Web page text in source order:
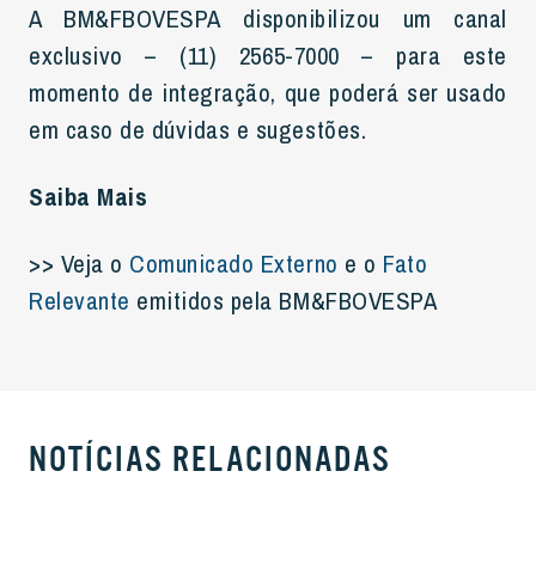
A BM&FBOVESPA disponibilizou um canal
exclusivo – (11) 2565-7000 – para este
momento de integração, que poderá ser usado
em caso de dúvidas e sugestões.
Saiba Mais
>> Veja o Comunicado Externo e o Fato
Relevante emitidos pela BM&FBOVESPA
NOTÍCIAS RELACIONADAS